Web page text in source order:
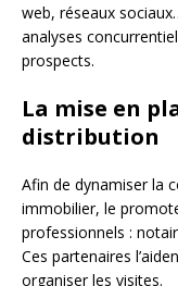
web, réseaux
analyses
prospects.
La mise en
distribution
Afin de dynamiser la
immobilier, le
professionnels :
Ces partenaires
organiser les visites.